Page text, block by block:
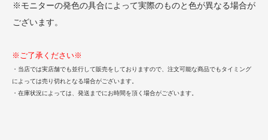
※モニターの発色の具合によって実際のものと色が異なる場合が
ございます。
※ご了承ください※
・当店では実店舗でも並行して販売をしておりますので、注文可能な商品でもタイミング
によっては売り切れとなる場合がございます。
・在庫状況によっては、発送までにお時間を頂く場合がございます。